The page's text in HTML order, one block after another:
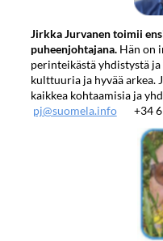
Jirkka Jurvanen toimii
puheenjohtajana.Hän on
perinteikästä yhdistystä
kulttuuria ja hyvää arkea.
kaikkea kohtaamisia ja
pj@suomela.info+34